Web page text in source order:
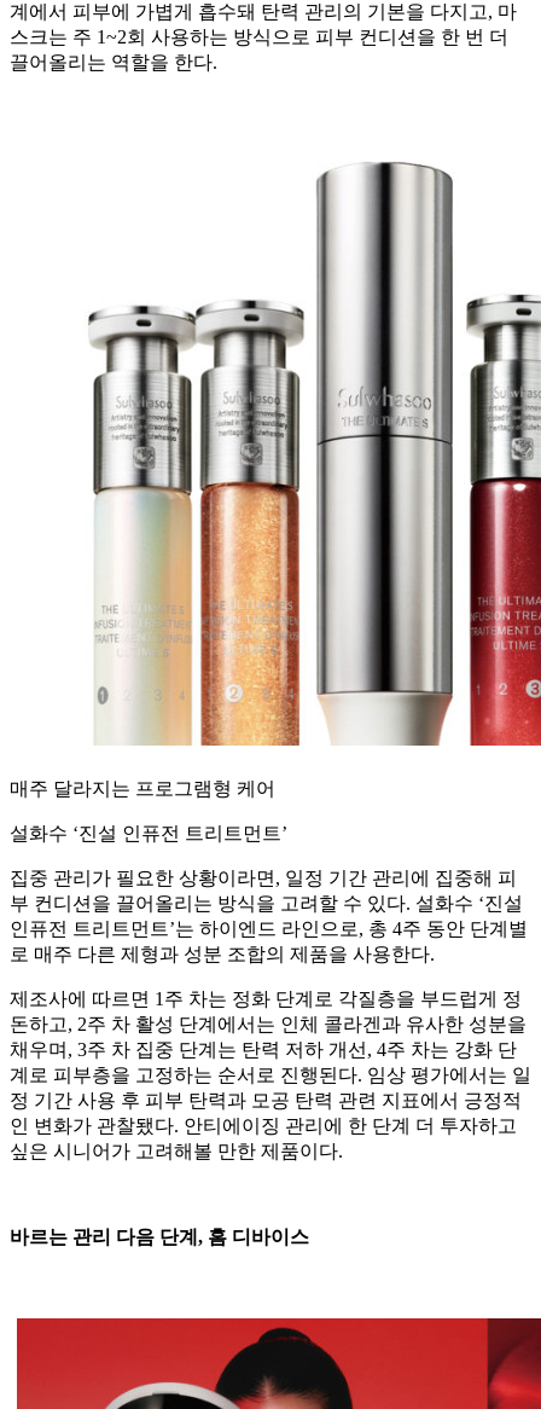
계에서 피부에 가볍게 흡수돼 탄력 관리의 기본을 다지고, 마
스크는 주 1~2회 사용하는 방식으로 피부 컨디션을 한 번 더
끌어올리는 역할을 한다.
매주 달라지는 프로그램형 케어
설화수 ‘진설 인퓨전 트리트먼트’
집중 관리가 필요한 상황이라면, 일정 기간 관리에 집중해 피
부 컨디션을 끌어올리는 방식을 고려할 수 있다. 설화수 ‘진설
인퓨전 트리트먼트’는 하이엔드 라인으로, 총 4주 동안 단계별
로 매주 다른 제형과 성분 조합의 제품을 사용한다.
제조사에 따르면 1주 차는 정화 단계로 각질층을 부드럽게 정
돈하고, 2주 차 활성 단계에서는 인체 콜라겐과 유사한 성분을
채우며, 3주 차 집중 단계는 탄력 저하 개선, 4주 차는 강화 단
계로 피부층을 고정하는 순서로 진행된다. 임상 평가에서는 일
정 기간 사용 후 피부 탄력과 모공 탄력 관련 지표에서 긍정적
인 변화가 관찰됐다. 안티에이징 관리에 한 단계 더 투자하고
싶은 시니어가 고려해볼 만한 제품이다.
바르는 관리 다음 단계, 홈 디바이스